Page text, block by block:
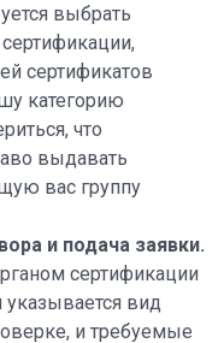
выбрать
сертификатов
категорию
что
выдавать
вас группу
и подача заявки.
сертификации
указывается вид
и требуемые